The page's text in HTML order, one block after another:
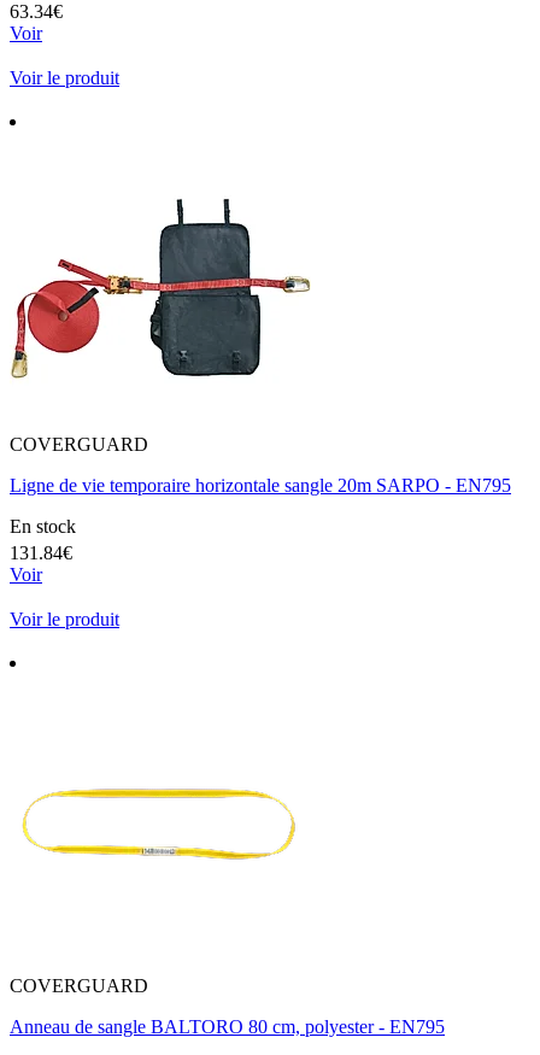
63.34€
Voir
Voir le produit
COVERGUARD
Ligne de vie temporaire horizontale sangle 20m SARPO - EN795
En stock
131.84€
Voir
Voir le produit
COVERGUARD
Anneau de sangle BALTORO 80 cm, polyester - EN795